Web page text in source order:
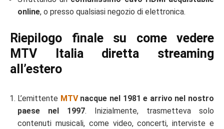
online, o presso qualsiasi negozio di elettronica.
Riepilogo finale su come vedere
MTV Italia diretta streaming
all’estero
L’emittente MTVnacque nel 1981 e arrivo nel nostro
paese nel 1997. Inizialmente, trasmetteva solo
contenuti musicali, come video, concerti, interviste e